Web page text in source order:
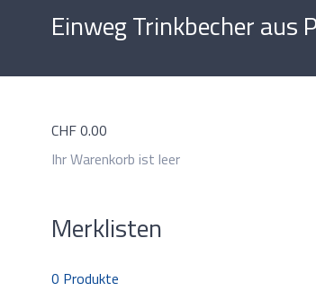
Einweg Trinkbecher aus
CHF0.00
Ihr Warenkorb ist leer
Merklisten
0 Produkte